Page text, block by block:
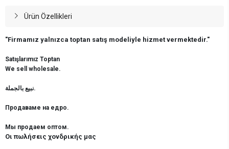
Ürün Özellikleri
"Firmamız yalnızca toptan satış modeliyle hizmet vermektedir."
Satışlarımız Toptan
We sell wholesale.
نبيع بالجملة.
Продаваме на едро.
Мы продаем оптом.
Οι πωλήσεις χονδρικής μας